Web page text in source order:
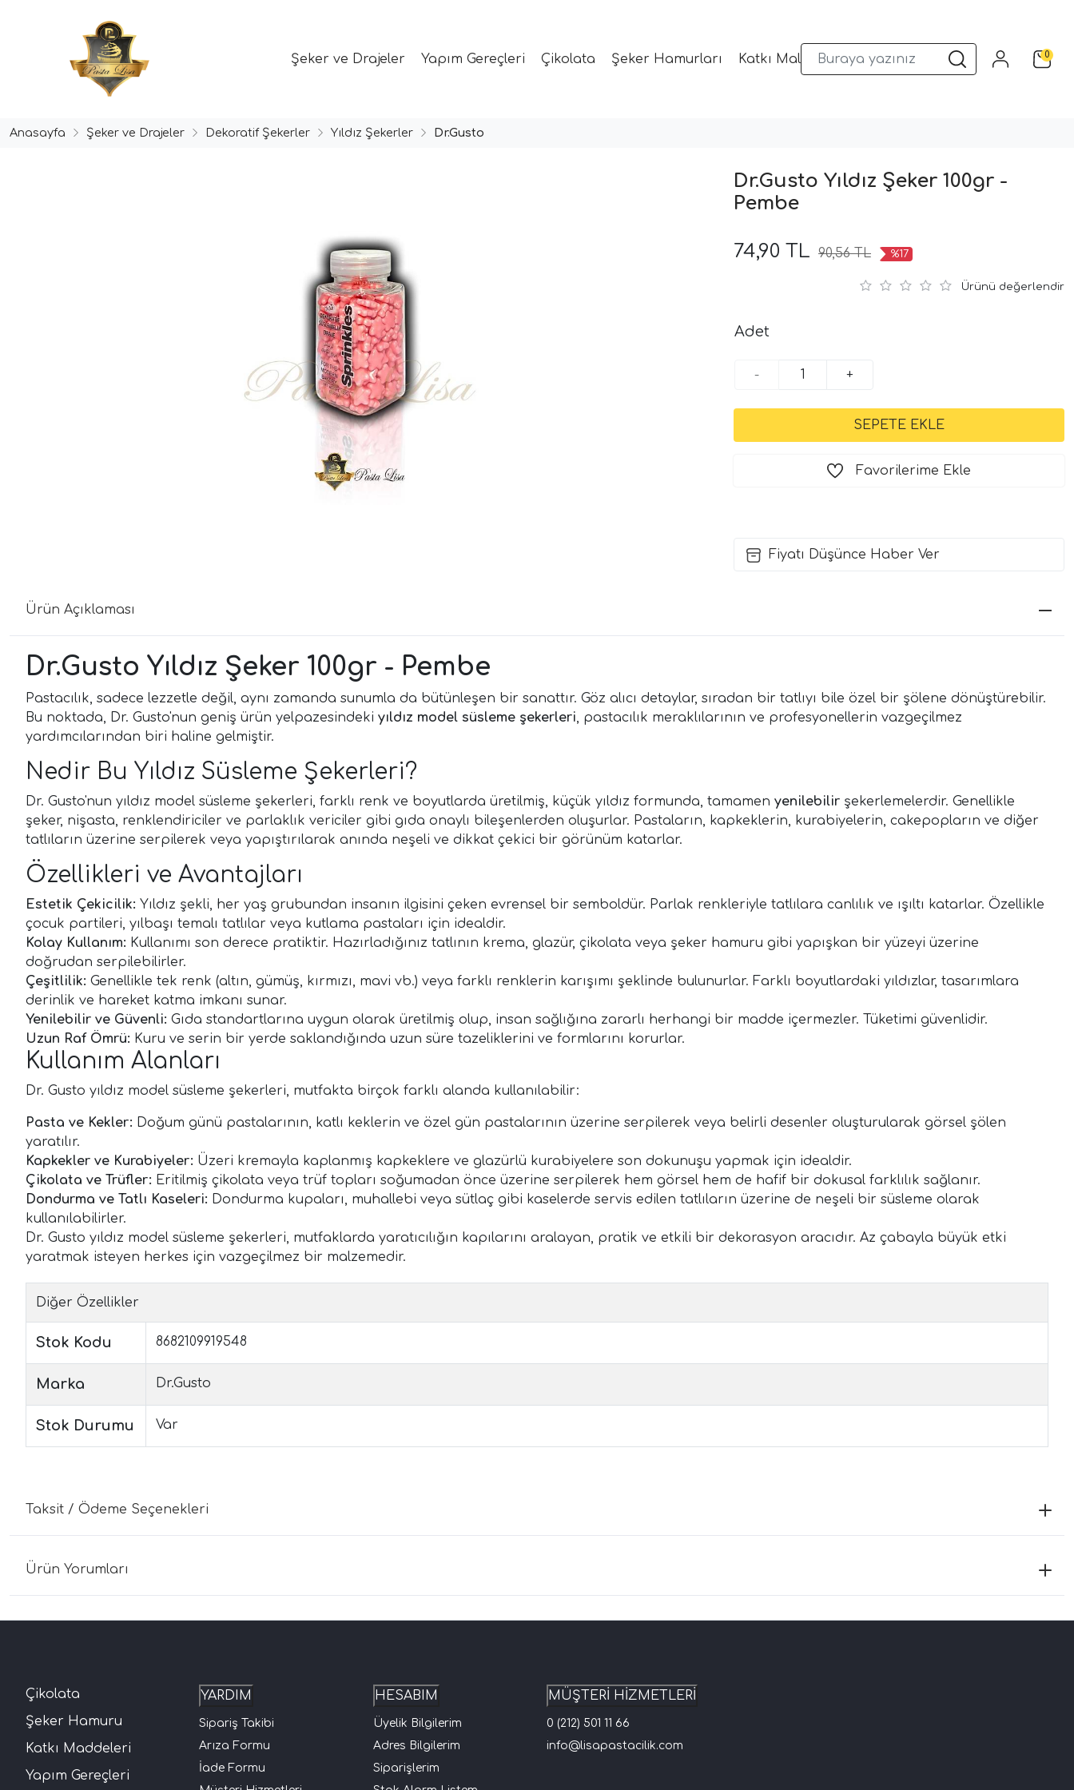
Şeker ve Drajeler Yapım Gereçleri Çikolata Şeker Hamurları Katkı Malzemeleri Sunum Gereçleri Kalıplar0
Anasayfa Şeker ve Drajeler Dekoratif Şekerler Yıldız Şekerler Dr.Gusto
Dr.Gusto Yıldız Şeker 100gr -
Pembe
74,90 TL 90,56 TL %17
Ürünü değerlendir
Adet
- +
Favorilerime Ekle
Fiyatı Düşünce Haber Ver
Ürün Açıklaması
Dr.Gusto Yıldız Şeker 100gr - Pembe
Pastacılık, sadece lezzetle değil, aynı zamanda sunumla da bütünleşen bir sanattır. Göz alıcı detaylar, sıradan bir tatlıyı bile özel bir şölene dönüştürebilir.
Bu noktada, Dr. Gusto'nun geniş ürün yelpazesindeki yıldız model süsleme şekerleri, pastacılık meraklılarının ve profesyonellerin vazgeçilmez
yardımcılarından biri haline gelmiştir.
Nedir Bu Yıldız Süsleme Şekerleri?
Dr. Gusto'nun yıldız model süsleme şekerleri, farklı renk ve boyutlarda üretilmiş, küçük yıldız formunda, tamamen yenilebilir şekerlemelerdir. Genellikle
şeker, nişasta, renklendiriciler ve parlaklık vericiler gibi gıda onaylı bileşenlerden oluşurlar. Pastaların, kapkeklerin, kurabiyelerin, cakepopların ve diğer
tatlıların üzerine serpilerek veya yapıştırılarak anında neşeli ve dikkat çekici bir görünüm katarlar.
Özellikleri ve Avantajları
Estetik Çekicilik: Yıldız şekli, her yaş grubundan insanın ilgisini çeken evrensel bir semboldür. Parlak renkleriyle tatlılara canlılık ve ışıltı katarlar. Özellikle
çocuk partileri, yılbaşı temalı tatlılar veya kutlama pastaları için idealdir.
Kolay Kullanım: Kullanımı son derece pratiktir. Hazırladığınız tatlının krema, glazür, çikolata veya şeker hamuru gibi yapışkan bir yüzeyi üzerine
doğrudan serpilebilirler.
Çeşitlilik: Genellikle tek renk (altın, gümüş, kırmızı, mavi vb.) veya farklı renklerin karışımı şeklinde bulunurlar. Farklı boyutlardaki yıldızlar, tasarımlara
derinlik ve hareket katma imkanı sunar.
Yenilebilir ve Güvenli: Gıda standartlarına uygun olarak üretilmiş olup, insan sağlığına zararlı herhangi bir madde içermezler. Tüketimi güvenlidir.
Uzun Raf Ömrü: Kuru ve serin bir yerde saklandığında uzun süre tazeliklerini ve formlarını korurlar.
Kullanım Alanları
Dr. Gusto yıldız model süsleme şekerleri, mutfakta birçok farklı alanda kullanılabilir:
Pasta ve Kekler: Doğum günü pastalarının, katlı keklerin ve özel gün pastalarının üzerine serpilerek veya belirli desenler oluşturularak görsel şölen
yaratılır.
Kapkekler ve Kurabiyeler: Üzeri kremayla kaplanmış kapkeklere ve glazürlü kurabiyelere son dokunuşu yapmak için idealdir.
Çikolata ve Trüfler: Eritilmiş çikolata veya trüf topları soğumadan önce üzerine serpilerek hem görsel hem de hafif bir dokusal farklılık sağlanır.
Dondurma ve Tatlı Kaseleri: Dondurma kupaları, muhallebi veya sütlaç gibi kaselerde servis edilen tatlıların üzerine de neşeli bir süsleme olarak
kullanılabilirler.
Dr. Gusto yıldız model süsleme şekerleri, mutfaklarda yaratıcılığın kapılarını aralayan, pratik ve etkili bir dekorasyon aracıdır. Az çabayla büyük etki
yaratmak isteyen herkes için vazgeçilmez bir malzemedir.
Diğer Özellikler
Stok Kodu 8682109919548
Marka Dr.Gusto
Stok Durumu Var
Taksit / Ödeme Seçenekleri
Ürün Yorumları
Çikolata
Şeker Hamuru
Katkı Maddeleri
Yapım Gereçleri
YARDIM
Sipariş Takibi
Arıza Formu
İade Formu
HESABIM
Üyelik Bilgilerim
Adres Bilgilerim
Siparişlerim
MÜŞTERİ HİZMETLERİ
0 (212) 501 11 66
info@lisapastacilik.com